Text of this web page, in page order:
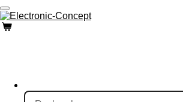
Passer
au
contenu